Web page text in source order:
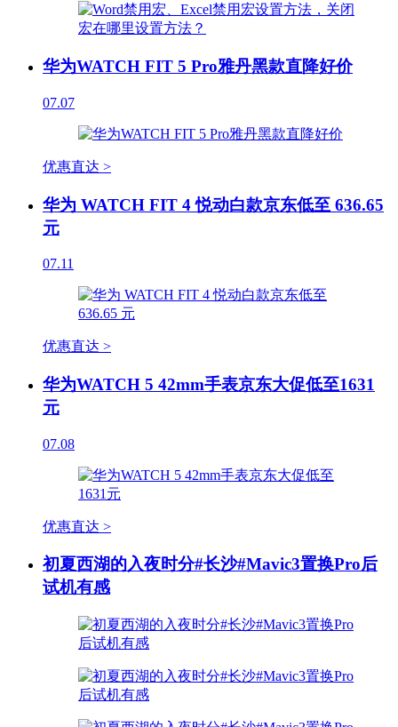
华为WATCH FIT 5 Pro雅丹黑款直降好价
07.07
优惠直达 >
华为 WATCH FIT 4 悦动白款京东低至 636.65
元
07.11
优惠直达 >
华为WATCH 5 42mm手表京东大促低至1631
元
07.08
优惠直达 >
初夏西湖的入夜时分#长沙#Mavic3置换Pro后
试机有感